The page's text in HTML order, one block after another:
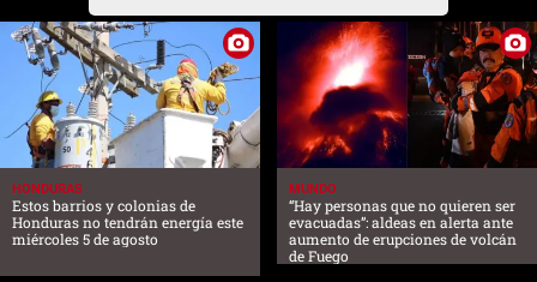
HONDURAS
Estos barrios y colonias de
Honduras no tendrán energía este
miércoles 5 de agosto
MUNDO
“Hay personas que no quieren ser
evacuadas”: aldeas en alerta ante
aumento de erupciones de volcán
de Fuego